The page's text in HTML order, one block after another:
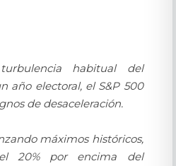
habitual del
año electoral, el S&P 500
de desaceleración.
máximos históricos,
20% por encima del